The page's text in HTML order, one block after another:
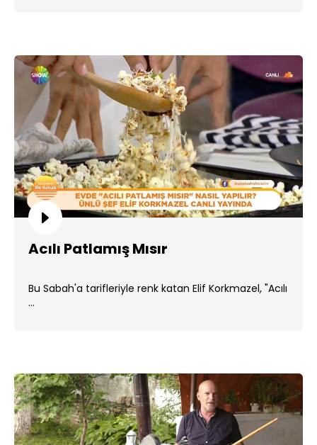
Acılı Patlamış Mısır
Bu Sabah'a tarifleriyle renk katan Elif Korkmazel, "Acılı
...